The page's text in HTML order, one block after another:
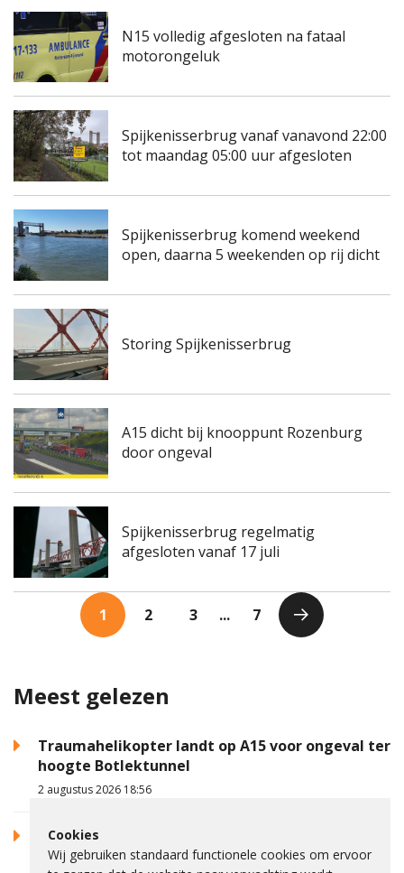
N15 volledig afgesloten na fataal
motorongeluk
Spijkenisserbrug vanaf vanavond 22:00
tot maandag 05:00 uur afgesloten
Spijkenisserbrug komend weekend
open, daarna 5 weekenden op rij dicht
Storing Spijkenisserbrug
A15 dicht bij knooppunt Rozenburg
door ongeval
Spijkenisserbrug regelmatig
afgesloten vanaf 17 juli
1 2 3 ... 7
Meest gelezen
Traumahelikopter landt op A15 voor ongeval ter
hoogte Botlektunnel
2 augustus 2026 18:56
Auto op zijkant na botsing met verkeerslicht in
Spijkenisse
Cookies
Wij gebruiken standaard functionele cookies om ervoor